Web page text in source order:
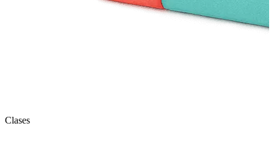
Clases